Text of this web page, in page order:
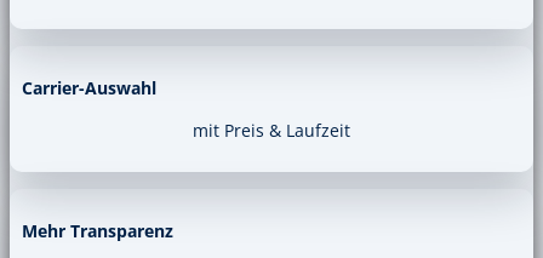
Carrier-Auswahl
mit Preis & Laufzeit
Mehr Transparenz